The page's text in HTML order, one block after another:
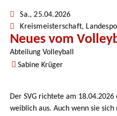
Sa., 25.04.2026
Kreismeisterschaft,
Neues vom
Abteilung Volleyball
Sabine Krüger
Der SVG richtete am
weiblich aus. Auch wenn sie